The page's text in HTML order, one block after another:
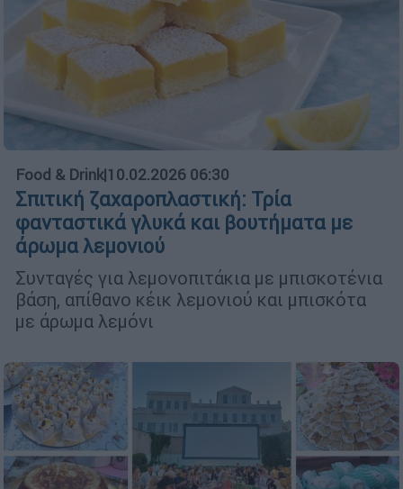
Food & Drink|10.02.2026 06:30
Σπιτική ζαχαροπλαστική: Τρία
φανταστικά γλυκά και βουτήματα με
άρωμα λεμονιού
Συνταγές για λεμονοπιτάκια με μπισκοτένια
βάση, απίθανο κέικ λεμονιού και μπισκότα
με άρωμα λεμόνι